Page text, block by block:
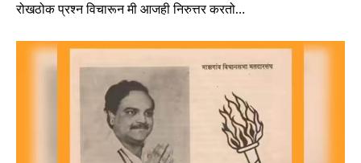
रोखठोक प्रश्न विचारून मी आजही निरुत्तर करतो…